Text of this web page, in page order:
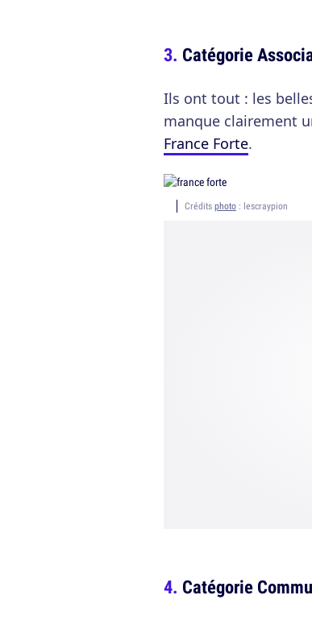
Catégorie
Ils ont tout : les
manque clairement
France Forte.
Crédits photo : lescraypion
Catégorie